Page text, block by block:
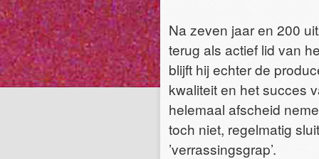
Na zeven jaar en 200
terug als actief lid van
blijft hij echter de
kwaliteit en het succes
helemaal afscheid
toch niet, regelmatig
’verrassingsgrap’.